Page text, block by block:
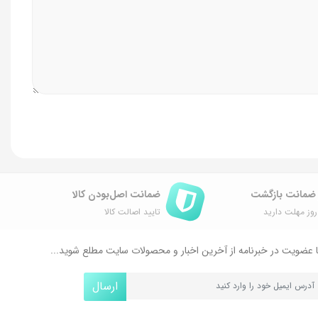
مهلت دارید
ضمانت اصل‌بودن کالا
تایید اصالت کالا
عضویت در خبرنامه از آخرین اخبار و محصولات سایت مطلع شوید...
ارسال